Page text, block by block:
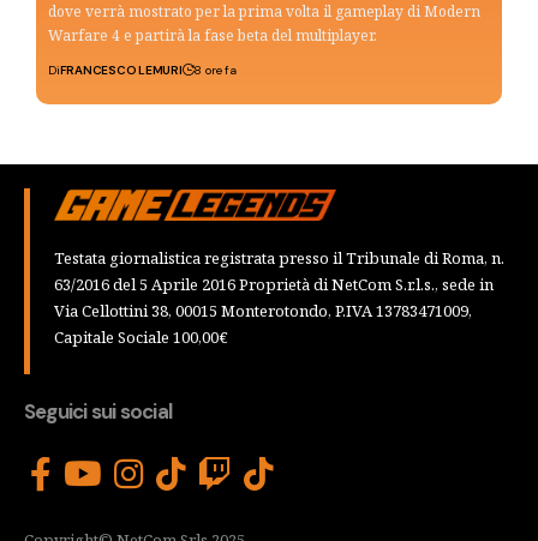
dove verrà mostrato per la prima volta il gameplay di Modern
Warfare 4 e partirà la fase beta del multiplayer.
DiFRANCESCO LEMURI 8 ore fa
Testata giornalistica registrata presso il Tribunale di Roma, n.
63/2016 del 5 Aprile 2016 Proprietà di NetCom S.r.l.s., sede in
Via Cellottini 38, 00015 Monterotondo, P.IVA 13783471009,
Capitale Sociale 100,00€
Seguici sui social